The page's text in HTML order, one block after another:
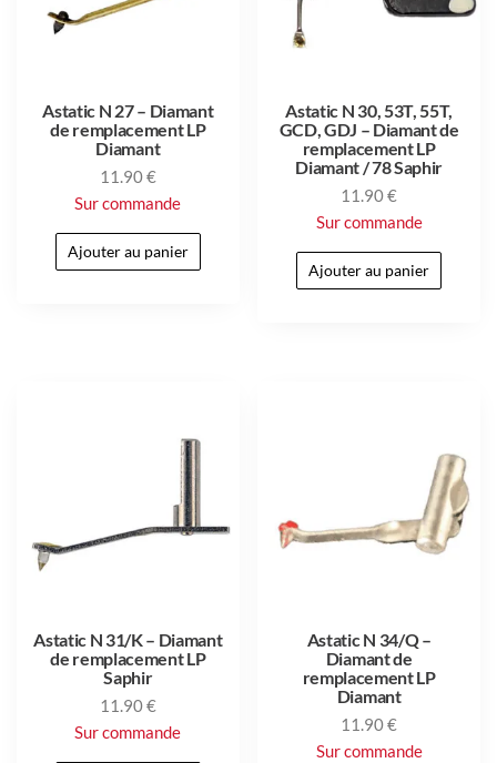
Astatic N 27 – Diamant
de remplacement LP
Diamant
11.90€
Sur commande
Ajouter au panier
Astatic N 30, 53T, 55T,
GCD, GDJ – Diamant de
remplacement LP
Diamant / 78 Saphir
11.90€
Sur commande
Ajouter au panier
Astatic N 31/K – Diamant
de remplacement LP
Saphir
11.90€
Sur commande
Astatic N 34/Q –
Diamant de
remplacement LP
Diamant
11.90€
Sur commande